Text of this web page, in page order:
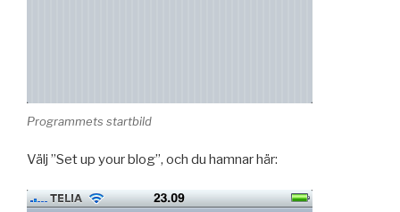
Programmets startbild
Välj ”Set up your blog”, och du hamnar här: